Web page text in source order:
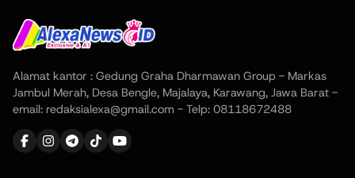
Alamat kantor : Gedung Graha Dharmawan Group - Markas
Jambul Merah, Desa Bengle, Majalaya, Karawang, Jawa Barat -
email: redaksialexa@gmail.com - Telp: 08118672488